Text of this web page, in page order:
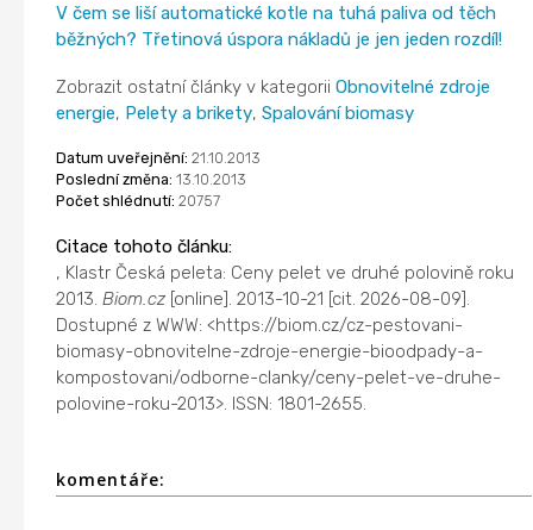
V čem se liší automatické kotle na tuhá paliva od těch
běžných? Třetinová úspora nákladů je jen jeden rozdíl!
Zobrazit ostatní články v kategoriiObnovitelné zdroje
energie, Pelety a brikety,Spalování biomasy
Datum uveřejnění: 21.10.2013
Poslední změna: 13.10.2013
Počet shlédnutí: 20757
Citace tohoto článku:
, Klastr Česká peleta: Ceny pelet ve druhé polovině roku
2013.Biom.cz [online]. 2013-10-21 [cit. 2026-08-09].
Dostupné z WWW: <https://biom.cz/cz-pestovani-
biomasy-obnovitelne-zdroje-energie-bioodpady-a-
kompostovani/odborne-clanky/ceny-pelet-ve-druhe-
polovine-roku-2013>. ISSN: 1801-2655.
komentáře: